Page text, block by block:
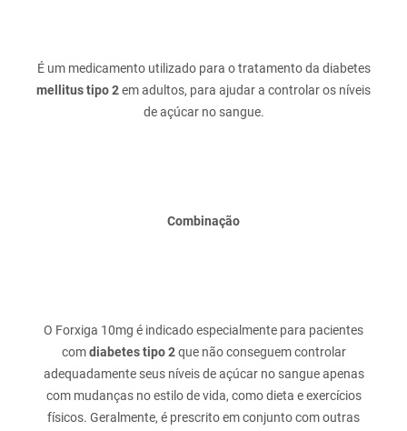
É um medicamento utilizado para o tratamento da diabetes
mellitus tipo 2em adultos, para ajudar a controlar os níveis
Combinação
O Forxiga 10mg é indicado especialmente para pacientes
comdiabetes tipo 2que não conseguem controlar
adequadamente seus níveis de açúcar no sangue apenas
com mudanças no estilo de vida, como dieta e exercícios
físicos. Geralmente, é prescrito em conjunto com outras